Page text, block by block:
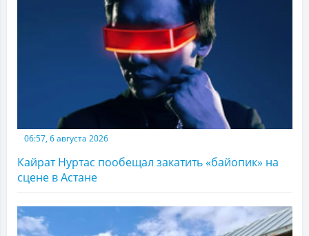
06:57, 6 августа 2026
Кайрат Нуртас пообещал закатить «байопик» на
сцене в Астане